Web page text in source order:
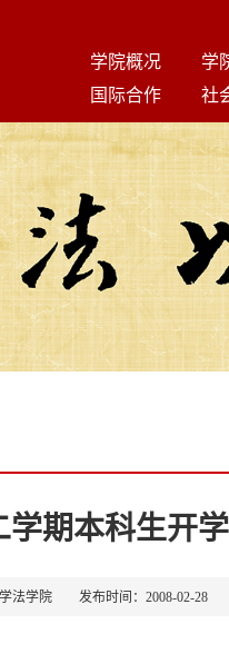
学院概况 学
国际合作
社
学期本科生开
学法学院 发布时间：2008-02-28